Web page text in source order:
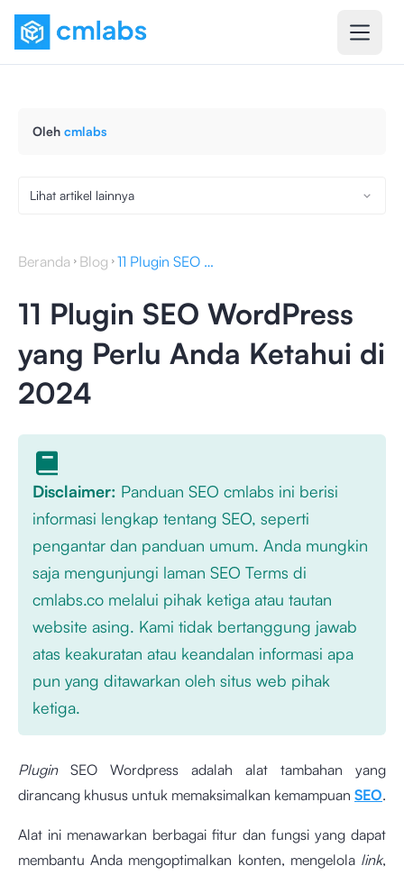
Oleh cmlabs
Lihat artikel lainnya
Beranda Blog 11 Plugin SEO WordPress yang Perlu Anda Ketahui di 2024
11 Plugin SEO WordPress
yang Perlu Anda Ketahui di
2024
Disclaimer: Panduan SEO cmlabs ini berisi
informasi lengkap tentang SEO, seperti
pengantar dan panduan umum. Anda mungkin
saja mengunjungi laman SEO Terms di
cmlabs.co melalui pihak ketiga atau tautan
website asing. Kami tidak bertanggung jawab
atas keakuratan atau keandalan informasi apa
pun yang ditawarkan oleh situs web pihak
ketiga.
PluginSEO Wordpress adalah alat tambahan yang
dirancang khusus untuk memaksimalkan kemampuan SEO.
Alat ini menawarkan berbagai fitur dan fungsi yang dapat
membantu Anda mengoptimalkan konten, mengelola link,